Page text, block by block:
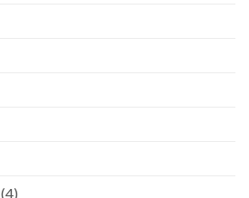
(4)